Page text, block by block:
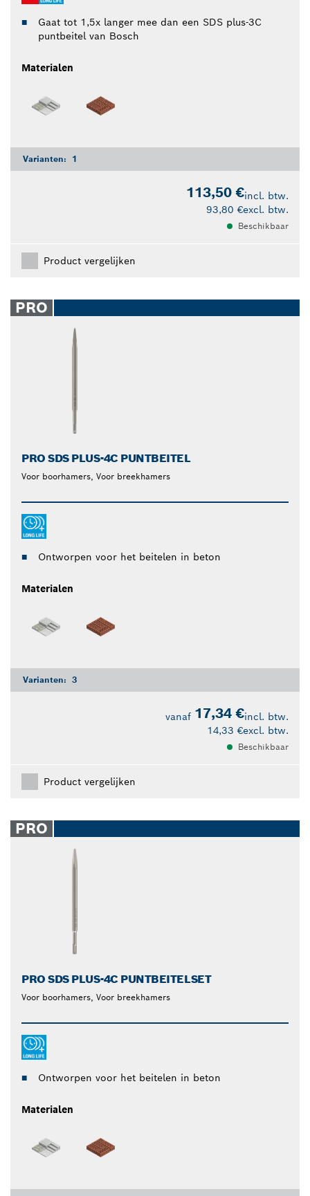
Gaat tot 1,5x langer mee dan een SDS plus-3C
puntbeitel van Bosch
Materialen
Varianten: 1
113,50 €incl. btw.
93,80 €excl. btw.
Beschikbaar
Product vergelijken
PRO
PRO SDS PLUS-4C PUNTBEITEL
Voor boorhamers, Voor breekhamers
Ontworpen voor het beitelen in beton
Materialen
Varianten: 3
vanaf 17,34 €incl. btw.
14,33 €excl. btw.
Beschikbaar
Product vergelijken
PRO
PRO SDS PLUS-4C PUNTBEITELSET
Voor boorhamers, Voor breekhamers
Ontworpen voor het beitelen in beton
Materialen